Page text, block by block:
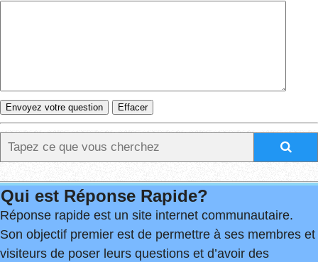
Qui est Réponse Rapide?
Réponse rapide est un site internet communautaire.
Son objectif premier est de permettre à ses membres et
visiteurs de poser leurs questions et d’avoir des